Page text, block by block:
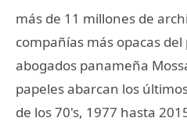
más de 11 millones de
compañías más opacas
abogados panameña
papeles abarcan los
de los 70's, 1977 hasta